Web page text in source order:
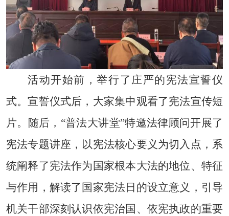
活动开始前，举行了庄严的宪法宣誓仪
式。宣誓仪式后，大家集中观看了宪法宣传短
片。随后， “普法大讲堂”特邀法律顾问开展了
宪法专题讲座， 以宪法核心要义为切入点，系
统阐释了宪法作为国家根本大法的地位、特征
与作用，解读了国家宪法日的设立意义，引导
机关干部深刻认识依宪治国、依宪执政的重要